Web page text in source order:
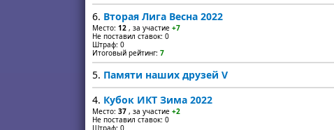
6. Вторая Лига Весна 2022
Место: 12 , за участие +7
Не поставил ставок: 0
Штраф: 0
Итоговый рейтинг: 7
5. Памяти наших друзей V
4. Кубок ИКТ Зима 2022
Место: 37 , за участие +2
Не поставил ставок: 0
Штраф: 0